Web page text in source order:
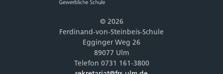
© 2026
Ferdinand-von-Steinbeis-Schule
Egginger Weg 26
89077 Ulm
Telefon 0731 161-3800